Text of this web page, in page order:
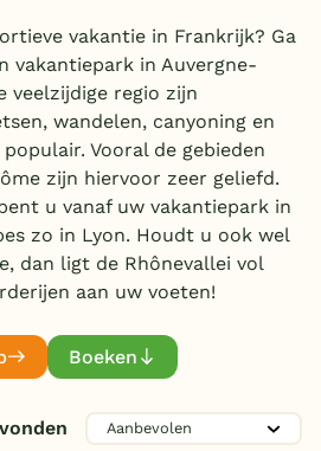
zwembad
speeltuin
populaire faciliteiten
vakantie in Frankrijk? Ga
vakantiepark in Auvergne-
veelzijdige regio zijn
wandelen, canyoning en
Vooral de gebieden
zijn hiervoor zeer geliefd.
u vanaf uw vakantiepark in
zo in Lyon. Houdt u ook wel
dan ligt de Rhônevallei vol
aan uw voeten!
Boeken
(1)